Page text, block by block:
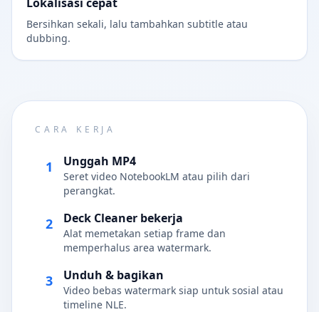
Bersihkan sekali, lalu tambahkan subtitle atau
dubbing.
CARA KERJA
1 Unggah MP4
Seret video NotebookLM atau pilih dari
perangkat.
2 Deck Cleaner bekerja
Alat memetakan setiap frame dan
memperhalus area watermark.
3 Unduh & bagikan
Video bebas watermark siap untuk sosial atau
timeline NLE.